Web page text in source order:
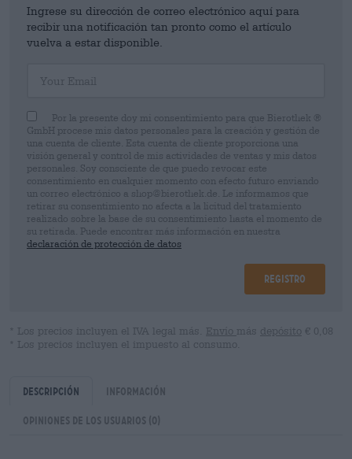
Ingrese su dirección de correo electrónico aquí para
recibir una notificación tan pronto como el artículo
vuelva a estar disponible.
Por la presente doy mi consentimiento para que Bierothek ®
GmbH procese mis datos personales para la creación y gestión de
una cuenta de cliente. Esta cuenta de cliente proporciona una
visión general y control de mis actividades de ventas y mis datos
personales. Soy consciente de que puedo revocar este
consentimiento en cualquier momento con efecto futuro enviando
un correo electrónico a shop@bierothek.de. Le informamos que
retirar su consentimiento no afecta a la licitud del tratamiento
realizado sobre la base de su consentimiento hasta el momento de
su retirada. Puede encontrar más información en nuestra
declaración de protección de datos
Registro
* Los precios incluyen el IVA legal más. Envío más depósito € 0,08
* Los precios incluyen el impuesto al consumo.
Descripción Información
Opiniones de los usuarios (0)